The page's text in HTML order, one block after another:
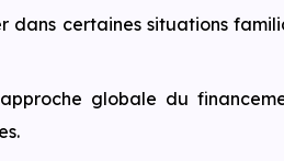
dans certaines situations
globale du